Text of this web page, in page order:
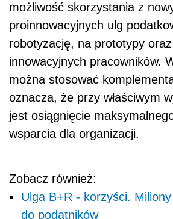
możliwość skorzystania z
proinnowacyjnych ulg
robotyzację, na prototypy
innowacyjnych pracowników.
można stosować
oznacza, że przy właściwym
jest osiągnięcie
wsparcia dla organizacji.
Zobacz również:
Ulga B+R - korzyści.
do podatników